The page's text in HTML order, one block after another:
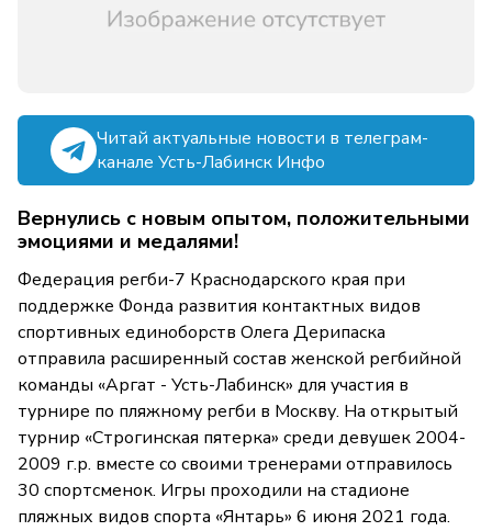
Читай актуальные новости в телеграм-
канале Усть-Лабинск Инфо
Вернулись с новым опытом, положительными
эмоциями и медалями!
Федерация регби-7 Краснодарского края при
поддержке Фонда развития контактных видов
спортивных единоборств Олега Дерипаска
отправила расширенный состав женской регбийной
команды «Аргат - Усть-Лабинск» для участия в
турнире по пляжному регби в Москву. На открытый
турнир «Строгинская пятерка» среди девушек 2004-
2009 г.р. вместе со своими тренерами отправилось
30 спортсменок. Игры проходили на стадионе
пляжных видов спорта «Янтарь» 6 июня 2021 года.